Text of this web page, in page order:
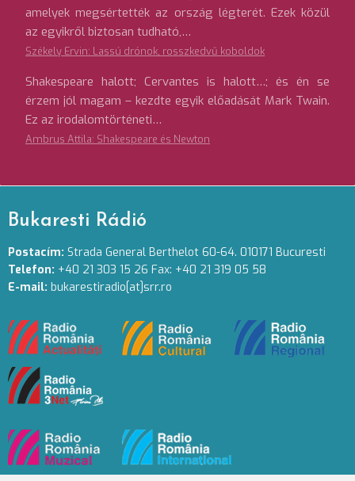
amelyek megsértették az ország légterét. Ezek közül
az egyikről biztosan tudható,…
Székely Ervin: Lassú drónok, rosszkedvű koboldok
Shakespeare halott; Cervantes is halott…; és én se
érzem jól magam – kezdte egyik előadását Mark Twain.
Ez az irodalomtörténeti…
Ambrus Attila: Shakespeare és Newton
Bukaresti Rádió
Postacím: Strada General Berthelot 60-64. 010171 Bucuresti
Telefon: +40 21 303 15 26 Fax: +40 21 319 05 58
E-mail: bukarestiradio[at]srr.ro